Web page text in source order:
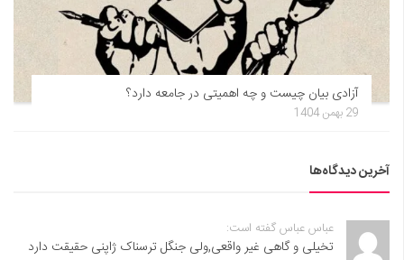
آزادی بیان چیست و چه اهمیتی در جامعه دارد؟
29 بهمن 1404
آخرین دیدگاه‌ها
عباس عباس گفته است:
تخیلی و گاهی غیر واقعی,ولی جنگل ترسناک ژاپنی حقیقت دارد